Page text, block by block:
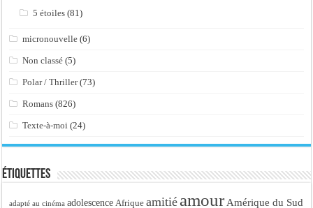
5 étoiles (81)
micronouvelle (6)
Non classé (5)
Polar / Thriller(73)
Romans (826)
Texte-à-moi (24)
Étiquettes
adapté au cinéma adolescence Afrique amitié amour Amérique du Sud